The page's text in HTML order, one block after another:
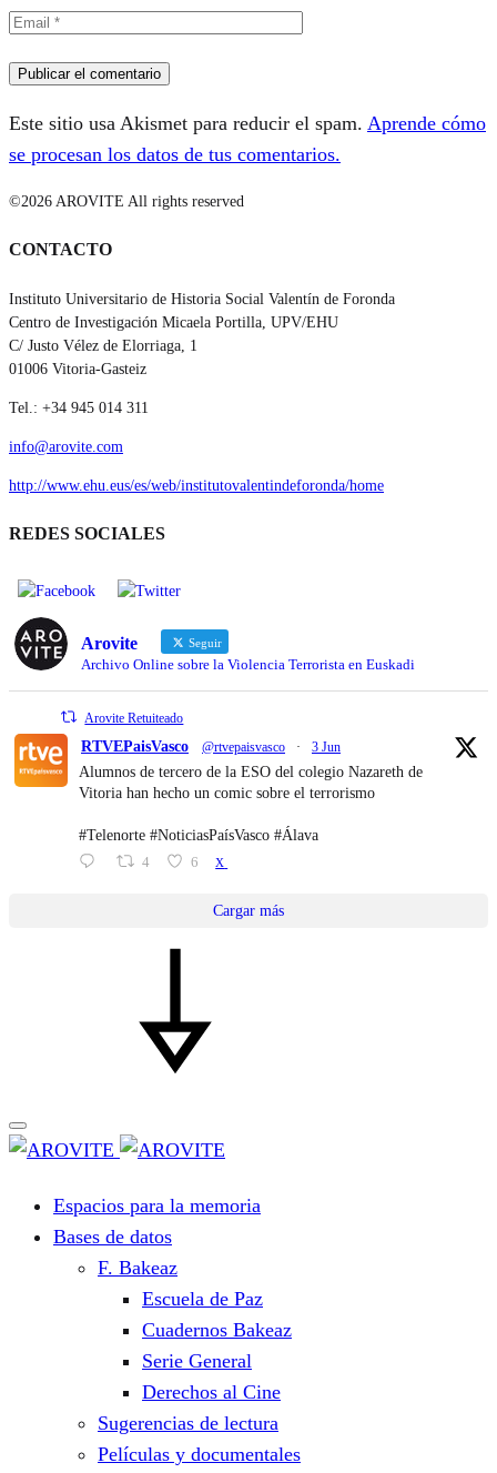
Este sitio usa Akismet para reducir el spam. Aprende cómo
se procesan los datos de tus comentarios.
©2026 AROVITE All rights reserved
CONTACTO
Instituto Universitario de Historia Social Valentín de Foronda
Centro de Investigación Micaela Portilla, UPV/EHU
C/ Justo Vélez de Elorriaga, 1
01006 Vitoria-Gasteiz
Tel.: +34 945 014 311
info@arovite.com
http://www.ehu.eus/es/web/institutovalentindeforonda/home
REDES SOCIALES
Arovite Seguir
Archivo Online sobre la Violencia Terrorista en Euskadi
Arovite Retuiteado
RTVEPaisVasco @rtvepaisvasco · 3 Jun
Alumnos de tercero de la ESO del colegio Nazareth de
Vitoria han hecho un comic sobre el terrorismo
#Telenorte #NoticiasPaísVasco #Álava
4 6 X
Cargar más
Espacios para la memoria
Bases de datos
F. Bakeaz
Escuela de Paz
Cuadernos Bakeaz
Serie General
Derechos al Cine
Sugerencias de lectura
Películas y documentales